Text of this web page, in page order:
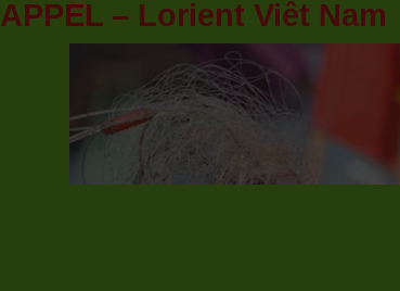
APPEL – Lorient Viêt Nam